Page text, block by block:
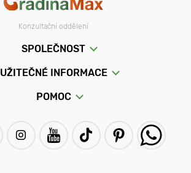
Konzultační oddělení
SPOLEČNOST
UŽITEČNÉ INFORMACE
POMOC